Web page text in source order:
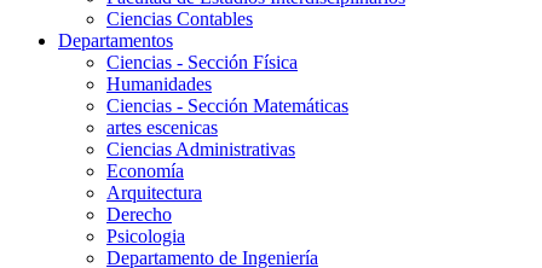
Ciencias Contables
Departamentos
Ciencias - Sección Física
Humanidades
Ciencias - Sección Matemáticas
artes escenicas
Ciencias Administrativas
Economía
Arquitectura
Derecho
Psicologia
Departamento de Ingeniería